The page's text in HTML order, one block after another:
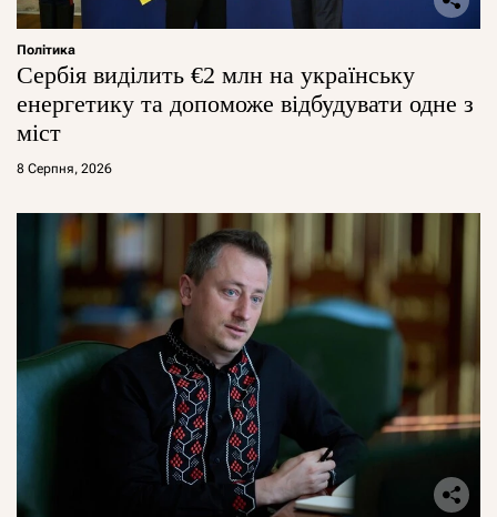
Політика
Сербія виділить €2 млн на українську
енергетику та допоможе відбудувати одне з
міст
8 Серпня, 2026